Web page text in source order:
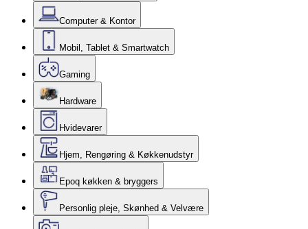
Computer & Kontor
Mobil, Tablet & Smartwatch
Gaming
Hardware
Hvidevarer
Hjem, Rengøring & Køkkenudstyr
Epoq køkken & bryggers
Personlig pleje, Skønhed & Velvære